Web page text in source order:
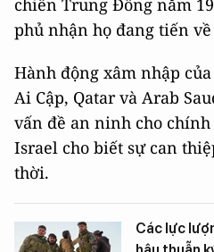
chiến Trung Đông năm
phủ nhận họ đang tiến về
Hành động xâm nhập
Ai Cập, Qatar và Arab
vấn đề an ninh cho
Israel cho biết sự can
thời.
Các lực